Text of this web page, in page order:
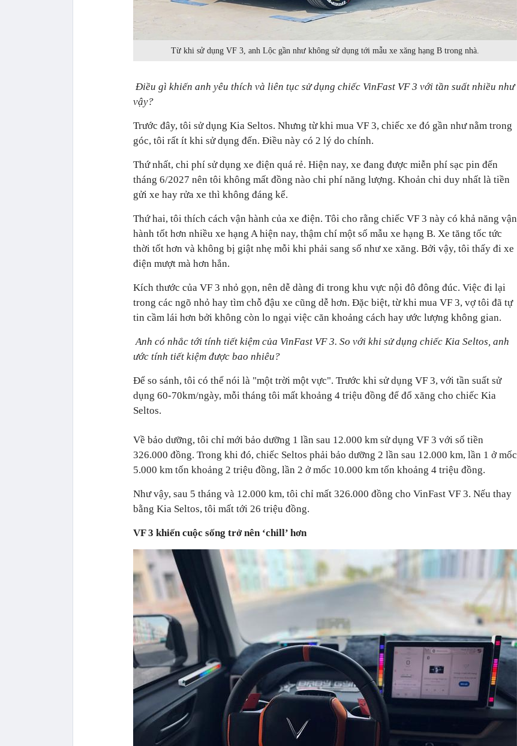
Từ khi sử dụng VF 3, anh Lộc gần như không sử dụng tới mẫu xe xăng hạng B trong nhà.
Điều gì khiến anh yêu thích và liên tục sử dụng chiếc VinFast VF 3 với tần suất nhiều như
vậy?
Trước đây, tôi sử dụng Kia Seltos. Nhưng từ khi mua VF 3, chiếc xe đó gần như nằm trong
góc, tôi rất ít khi sử dụng đến. Điều này có 2 lý do chính.
Thứ nhất, chi phí sử dụng xe điện quá rẻ. Hiện nay, xe đang được miễn phí sạc pin đến
tháng 6/2027 nên tôi không mất đồng nào chi phí năng lượng. Khoản chi duy nhất là tiền
gửi xe hay rửa xe thì không đáng kể.
Thứ hai, tôi thích cách vận hành của xe điện. Tôi cho rằng chiếc VF 3 này có khả năng vận
hành tốt hơn nhiều xe hạng A hiện nay, thậm chí một số mẫu xe hạng B. Xe tăng tốc tức
thời tốt hơn và không bị giật nhẹ mỗi khi phải sang số như xe xăng. Bởi vậy, tôi thấy đi xe
điện mượt mà hơn hẳn.
Kích thước của VF 3 nhỏ gọn, nên dễ dàng đi trong khu vực nội đô đông đúc. Việc đi lại
trong các ngõ nhỏ hay tìm chỗ đậu xe cũng dễ hơn. Đặc biệt, từ khi mua VF 3, vợ tôi đã tự
tin cầm lái hơn bởi không còn lo ngại việc căn khoảng cách hay ước lượng không gian.
Anh có nhắc tới tính tiết kiệm của VinFast VF 3. So với khi sử dụng chiếc Kia Seltos, anh
ước tính tiết kiệm được bao nhiêu?
Để so sánh, tôi có thể nói là "một trời một vực". Trước khi sử dụng VF 3, với tần suất sử
dụng 60-70km/ngày, mỗi tháng tôi mất khoảng 4 triệu đồng để đổ xăng cho chiếc Kia
Seltos.
Về bảo dưỡng, tôi chỉ mới bảo dưỡng 1 lần sau 12.000 km sử dụng VF 3 với số tiền
326.000 đồng. Trong khi đó, chiếc Seltos phải bảo dưỡng 2 lần sau 12.000 km, lần 1 ở mốc
5.000 km tốn khoảng 2 triệu đồng, lần 2 ở mốc 10.000 km tốn khoảng 4 triệu đồng.
Như vậy, sau 5 tháng và 12.000 km, tôi chỉ mất 326.000 đồng cho VinFast VF 3. Nếu thay
bằng Kia Seltos, tôi mất tới 26 triệu đồng.
VF 3 khiến cuộc sống trở nên ‘chill’ hơn